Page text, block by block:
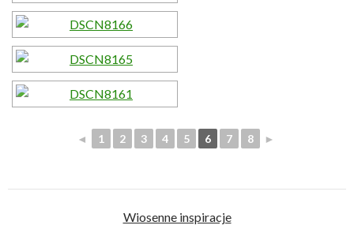
◄ 1 2 3 4 5 6 7 8 ►
Wiosenne inspiracje